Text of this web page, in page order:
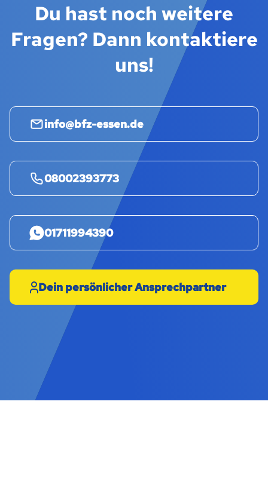
Du hast noch weitere
Fragen? Dann kontaktiere
uns!
info@bfz-essen.de
08002393773
01711994390
Dein persönlicher Ansprechpartner